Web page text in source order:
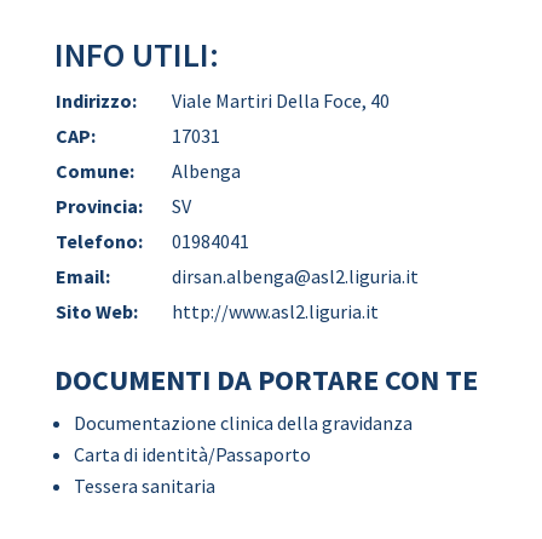
INFO UTILI:
Indirizzo:
Viale Martiri Della Foce, 40
CAP:
17031
Comune:
Albenga
Provincia:
SV
Telefono:
01984041
Email:
dirsan.albenga@asl2.liguria.it
Sito Web:
http://www.asl2.liguria.it
DOCUMENTI DA PORTARE CON TE
Documentazione clinica della gravidanza
Carta di identità/Passaporto
Tessera sanitaria